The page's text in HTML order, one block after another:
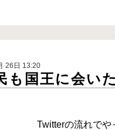
26日 13:20
も国王に会い
Twitterの流れでや